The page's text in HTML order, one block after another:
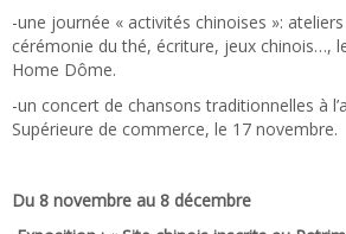
-une journée « activités chinoises »:
cérémonie du thé, écriture, jeux chinois…,
Home Dôme.
-un concert de chansons traditionnelles à
Supérieure de commerce, le 17 novembre.
Du 8 novembre au 8 décembre